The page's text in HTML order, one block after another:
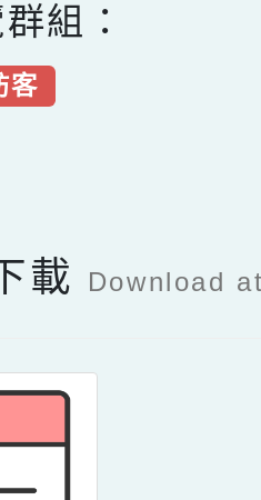
組：
客
載 Download